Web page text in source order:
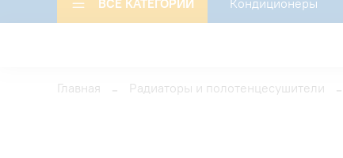
ВСЕ КАТЕГОРИИ Кондиционеры
Главная Радиаторы и полотенцесушители